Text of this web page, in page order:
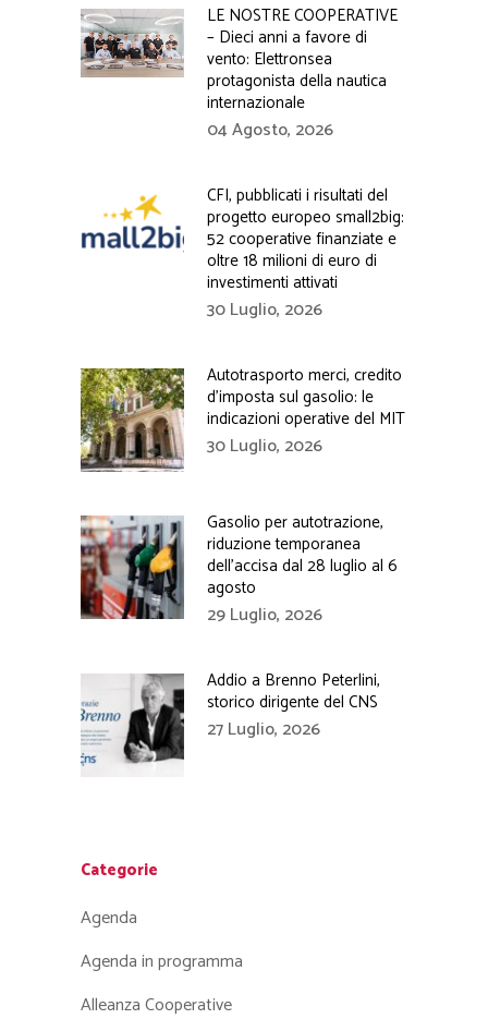
LE NOSTRE COOPERATIVE
– Dieci anni a favore di
vento: Elettronsea
protagonista della nautica
internazionale
04 Agosto, 2026
CFI, pubblicati i risultati del
progetto europeo small2big:
52 cooperative finanziate e
oltre 18 milioni di euro di
investimenti attivati
30 Luglio, 2026
Autotrasporto merci, credito
d’imposta sul gasolio: le
indicazioni operative del MIT
30 Luglio, 2026
Gasolio per autotrazione,
riduzione temporanea
dell’accisa dal 28 luglio al 6
agosto
29 Luglio, 2026
Addio a Brenno Peterlini,
storico dirigente del CNS
27 Luglio, 2026
Categorie
Agenda
Agenda in programma
Alleanza Cooperative